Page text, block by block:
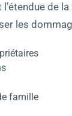
de
les
famille